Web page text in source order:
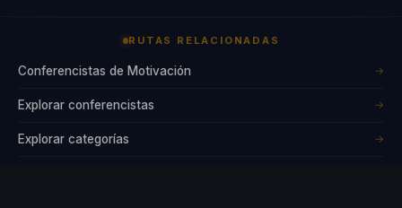
RUTAS RELACIONADAS
Conferencistas de Motivación →
Explorar conferencistas →
Explorar categorías →